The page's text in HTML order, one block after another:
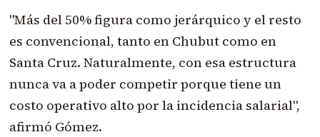
"Más del 50% figura como jerárquico y el resto
es convencional, tanto en Chubut como en
Santa Cruz. Naturalmente, con esa estructura
nunca va a poder competir porque tiene un
costo operativo alto por la incidencia salarial",
afirmó Gómez.